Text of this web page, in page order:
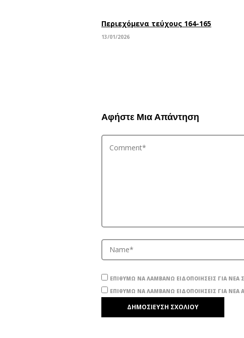
Περιεχόμενα τεύχους 164-165
13/01/2026
Αφήστε Μια Απάντηση
ΕΠΙΘΥΜΏ ΝΑ ΛΑΜΒΆΝΩ ΕΙΔΟΠΟΙΉΣΕΙΣ ΓΙΑ ΝΈΑ
ΕΠΙΘΥΜΏ ΝΑ ΛΑΜΒΆΝΩ ΕΙΔΟΠΟΙΉΣΕΙΣ ΓΙΑ ΝΈΑ